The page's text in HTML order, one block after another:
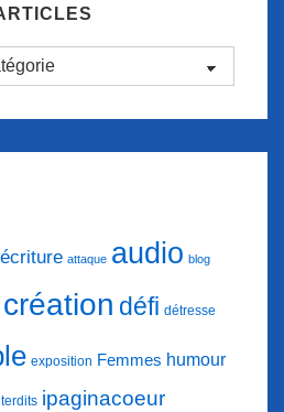
attaque audio blog
création défi détresse
exposition Femmes humour
ipaginacoeur